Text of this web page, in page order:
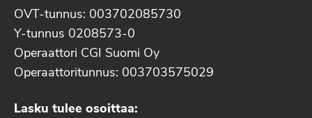
OVT-tunnus: 003702085730
Y-tunnus 0208573-0
Operaattori CGI Suomi Oy
Operaattoritunnus: 003703575029
Lasku tulee osoittaa: